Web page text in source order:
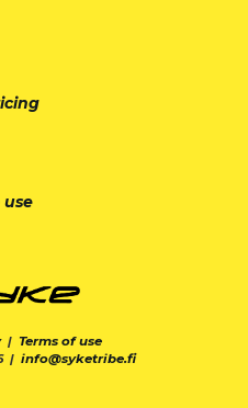
use
| Terms of use
| info@syketribe.fi